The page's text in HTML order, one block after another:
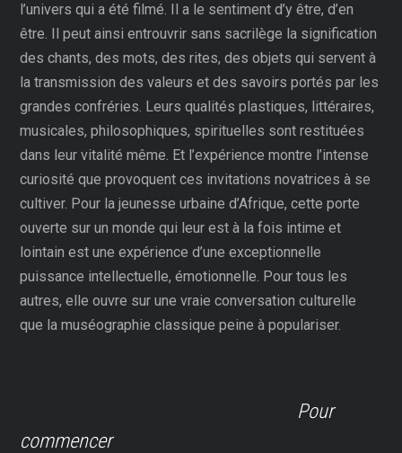
l’univers qui a été filmé. Il a le sentiment d’y être, d’en
être. Il peut ainsi entrouvrir sans sacrilège la signification
des chants, des mots, des rites, des objets qui servent à
la transmission des valeurs et des savoirs portés par les
grandes confréries. Leurs qualités plastiques, littéraires,
musicales, philosophiques, spirituelles sont restituées
dans leur vitalité même. Et l’expérience montre l’intense
curiosité que provoquent ces invitations novatrices à se
cultiver. Pour la jeunesse urbaine d’Afrique, cette porte
ouverte sur un monde qui leur est à la fois intime et
lointain est une expérience d’une exceptionnelle
puissance intellectuelle, émotionnelle. Pour tous les
autres, elle ouvre sur une vraie conversation culturelle
que la muséographie classique peine à populariser.
Pour
commencer